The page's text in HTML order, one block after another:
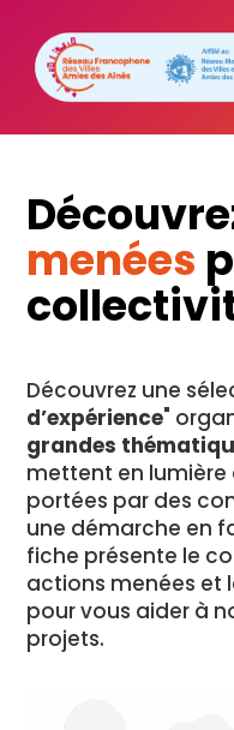
menées
Découvrez une
d’expérience"
grandes
mettent en lumière
portées par des
une démarche en
fiche présente le
actions menées et
pour vous aider à
projets.